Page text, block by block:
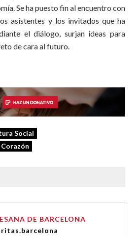
Se ha puesto fin al encuentro con
asistentes y los invitados que ha
el diálogo, surjan ideas para
de cara al futuro.
Social
DE BARCELONA